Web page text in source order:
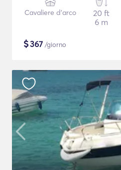
Cavaliere d'arco
20 ft
6 m
$367 /giorno